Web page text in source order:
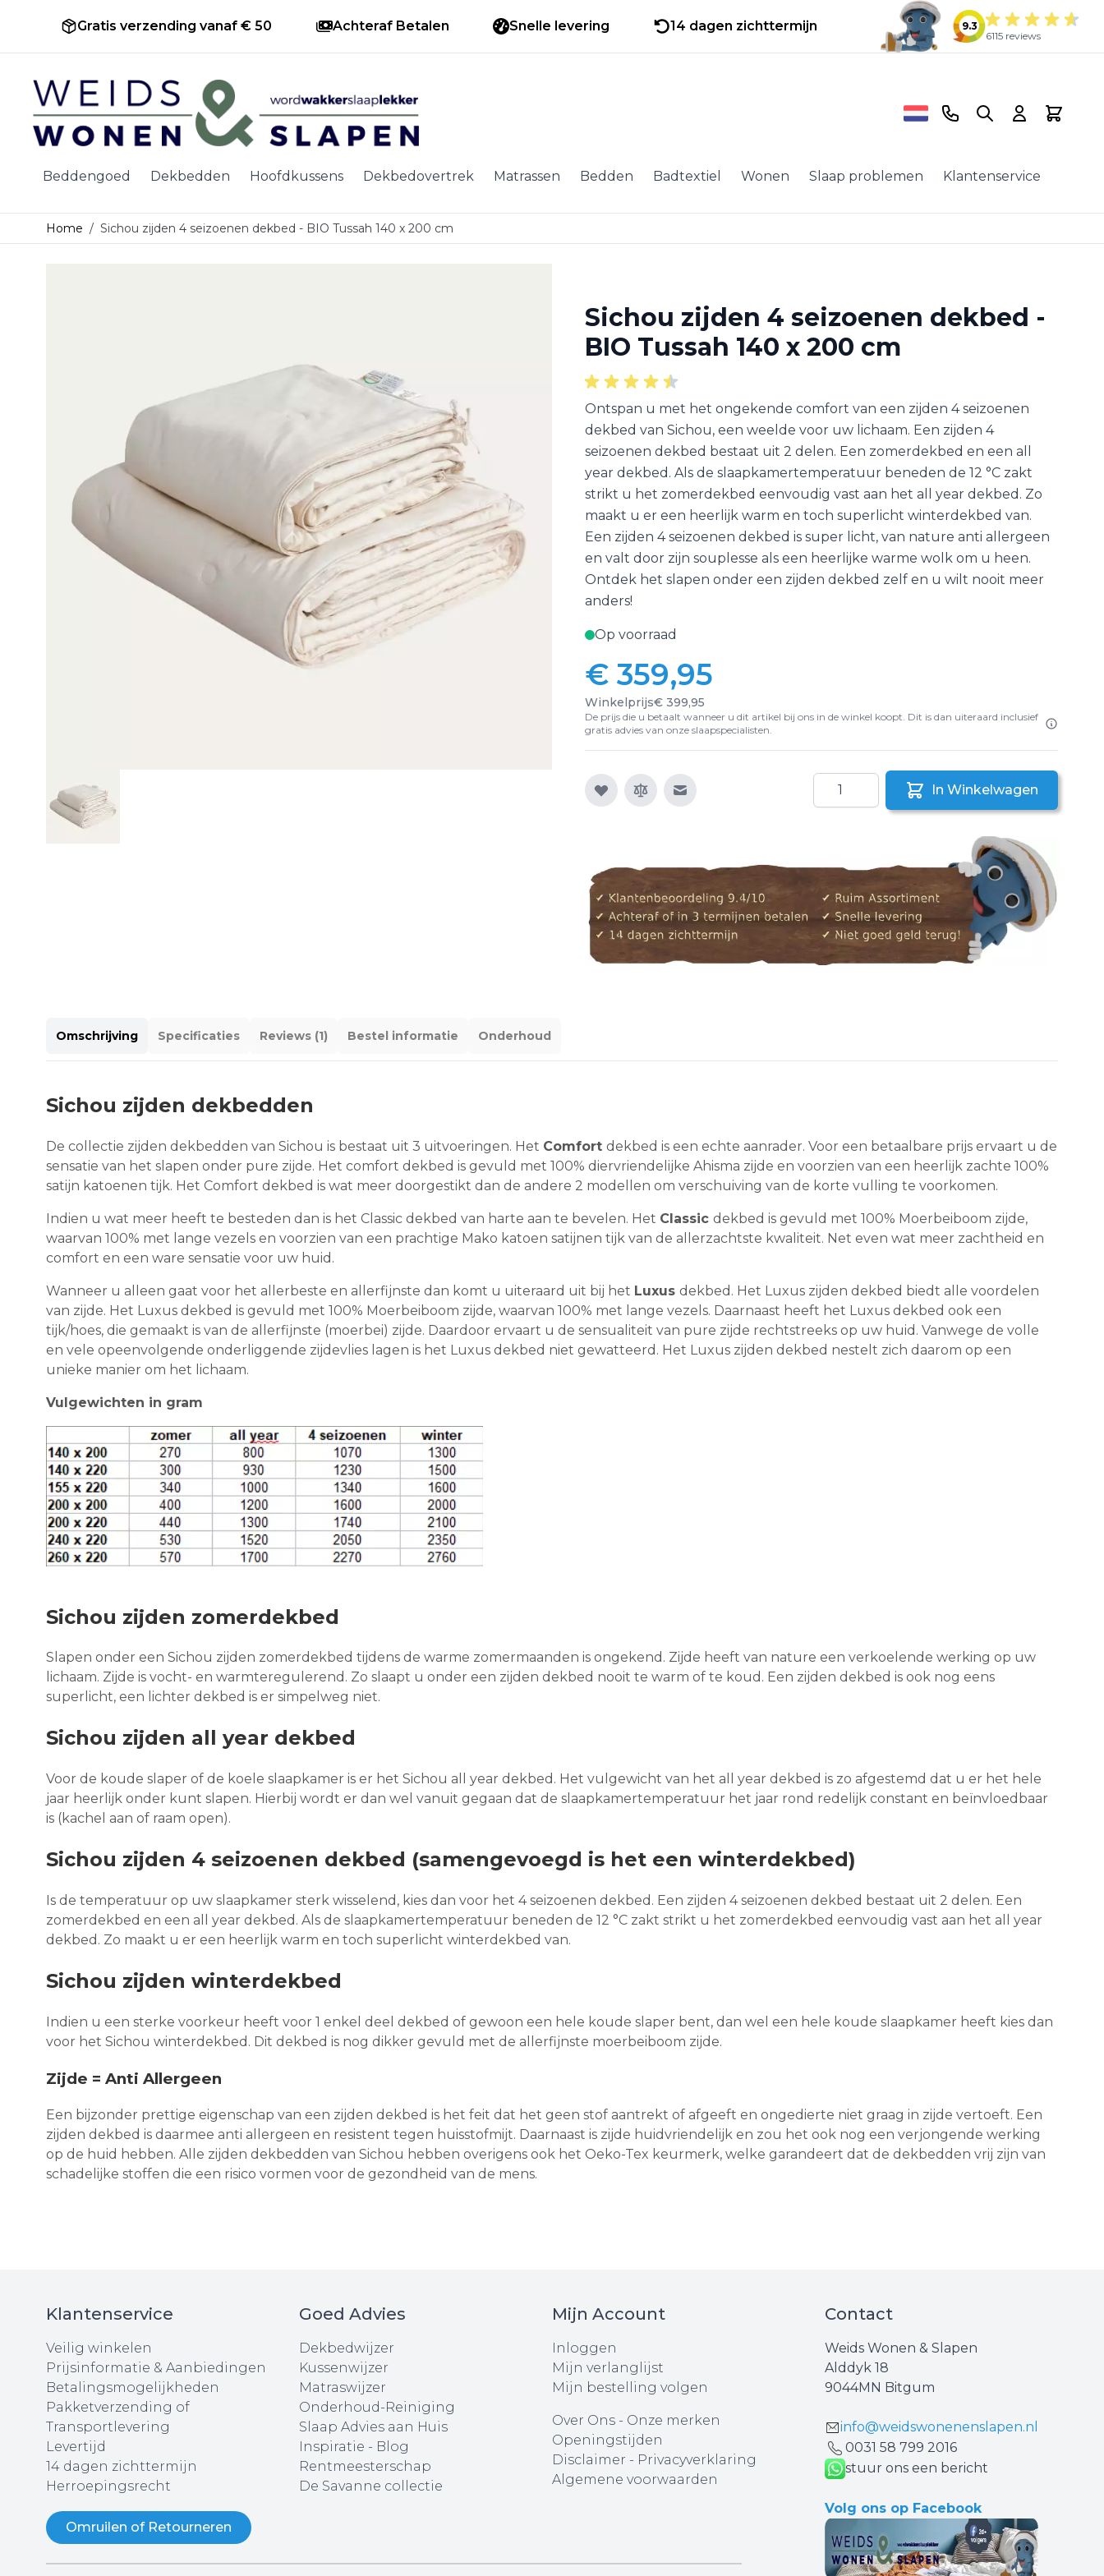
Gratis verzending vanaf € 50 Achteraf Betalen Snelle levering 14 dagen zichttermijn
9.3
6115 reviews
Ga naar de inhoud
Beddengoed Dekbedden Hoofdkussens Dekbedovertrek Matrassen Bedden Badtextiel Wonen Slaap problemen Klantenservice
Telefoonnummer
Search Cart
Home / Sichou zijden 4 seizoenen dekbed - BIO Tussah 140 x 200 cm
Sichou zijden 4 seizoenen dekbed -
BIO Tussah 140 x 200 cm
Ontspan u met het ongekende comfort van een zijden 4 seizoenen
dekbed van Sichou, een weelde voor uw lichaam. Een zijden 4
seizoenen dekbed bestaat uit 2 delen. Een zomerdekbed en een all
year dekbed. Als de slaapkamertemperatuur beneden de 12 °C zakt
strikt u het zomerdekbed eenvoudig vast aan het all year dekbed. Zo
maakt u er een heerlijk warm en toch superlicht winterdekbed van.
Een zijden 4 seizoenen dekbed is super licht, van nature anti allergeen
en valt door zijn souplesse als een heerlijke warme wolk om u heen.
Ontdek het slapen onder een zijden dekbed zelf en u wilt nooit meer
anders!
Op voorraad
€ 359,95
Winkelprijs€ 399,95
De prijs die u betaalt wanneer u dit artikel bij ons in de winkel koopt. Dit is dan uiteraard inclusief
gratis advies van onze slaapspecialisten.
E-mail naar een vriend
Aantal
In Winkelwagen
Omschrijving Specificaties Reviews (1) Bestel informatie Onderhoud
Sichou zijden dekbedden
De collectie zijden dekbedden van Sichou is bestaat uit 3 uitvoeringen. Het Comfort dekbed is een echte aanrader. Voor een betaalbare prijs ervaart u de
sensatie van het slapen onder pure zijde. Het comfort dekbed is gevuld met 100% diervriendelijke Ahisma zijde en voorzien van een heerlijk zachte 100%
satijn katoenen tijk. Het Comfort dekbed is wat meer doorgestikt dan de andere 2 modellen om verschuiving van de korte vulling te voorkomen.
Indien u wat meer heeft te besteden dan is het Classic dekbed van harte aan te bevelen. Het Classic dekbed is gevuld met 100% Moerbeiboom zijde,
waarvan 100% met lange vezels en voorzien van een prachtige Mako katoen satijnen tijk van de allerzachtste kwaliteit. Net even wat meer zachtheid en
comfort en een ware sensatie voor uw huid.
Wanneer u alleen gaat voor het allerbeste en allerfijnste dan komt u uiteraard uit bij het Luxus dekbed. Het Luxus zijden dekbed biedt alle voordelen
van zijde. Het Luxus dekbed is gevuld met 100% Moerbeiboom zijde, waarvan 100% met lange vezels. Daarnaast heeft het Luxus dekbed ook een
tijk/hoes, die gemaakt is van de allerfijnste (moerbei) zijde. Daardoor ervaart u de sensualiteit van pure zijde rechtstreeks op uw huid. Vanwege de volle
en vele opeenvolgende onderliggende zijdevlies lagen is het Luxus dekbed niet gewatteerd. Het Luxus zijden dekbed nestelt zich daarom op een
unieke manier om het lichaam.
Vulgewichten in gram
Sichou zijden zomerdekbed
Slapen onder een Sichou zijden zomerdekbed tijdens de warme zomermaanden is ongekend. Zijde heeft van nature een verkoelende werking op uw
lichaam. Zijde is vocht- en warmteregulerend. Zo slaapt u onder een zijden dekbed nooit te warm of te koud. Een zijden dekbed is ook nog eens
superlicht, een lichter dekbed is er simpelweg niet.
Sichou zijden all year dekbed
Voor de koude slaper of de koele slaapkamer is er het Sichou all year dekbed. Het vulgewicht van het all year dekbed is zo afgestemd dat u er het hele
jaar heerlijk onder kunt slapen. Hierbij wordt er dan wel vanuit gegaan dat de slaapkamertemperatuur het jaar rond redelijk constant en beïnvloedbaar
is (kachel aan of raam open).
Sichou zijden 4 seizoenen dekbed (samengevoegd is het een winterdekbed)
Is de temperatuur op uw slaapkamer sterk wisselend, kies dan voor het 4 seizoenen dekbed. Een zijden 4 seizoenen dekbed bestaat uit 2 delen. Een
zomerdekbed en een all year dekbed. Als de slaapkamertemperatuur beneden de 12 °C zakt strikt u het zomerdekbed eenvoudig vast aan het all year
dekbed. Zo maakt u er een heerlijk warm en toch superlicht winterdekbed van.
Sichou zijden winterdekbed
Indien u een sterke voorkeur heeft voor 1 enkel deel dekbed of gewoon een hele koude slaper bent, dan wel een hele koude slaapkamer heeft kies dan
voor het Sichou winterdekbed. Dit dekbed is nog dikker gevuld met de allerfijnste moerbeiboom zijde.
Zijde = Anti Allergeen
Een bijzonder prettige eigenschap van een zijden dekbed is het feit dat het geen stof aantrekt of afgeeft en ongedierte niet graag in zijde vertoeft. Een
zijden dekbed is daarmee anti allergeen en resistent tegen huisstofmijt. Daarnaast is zijde huidvriendelijk en zou het ook nog een verjongende werking
op de huid hebben. Alle zijden dekbedden van Sichou hebben overigens ook het Oeko-Tex keurmerk, welke garandeert dat de dekbedden vrij zijn van
schadelijke stoffen die een risico vormen voor de gezondheid van de mens.
Klantenservice
Veilig winkelen
Prijsinformatie & Aanbiedingen
Betalingsmogelijkheden
Pakketverzending of
Transportlevering
Levertijd
14 dagen zichttermijn
Herroepingsrecht
Omruilen of Retourneren
Goed Advies
Dekbedwijzer
Kussenwijzer
Matraswijzer
Onderhoud-Reiniging
Slaap Advies aan Huis
Inspiratie - Blog
Rentmeesterschap
De Savanne collectie
Mijn Account
Inloggen
Mijn verlanglijst
Mijn bestelling volgen
Over Ons- Onze merken
Openingstijden
Disclaimer - Privacyverklaring
Algemene voorwaarden
Contact
Weids Wonen & Slapen
Alddyk 18
9044MN Bitgum
info@weidswonenenslapen.nl
0031 ‪58 799 2016‬
stuur ons een bericht
Volg ons op Facebook